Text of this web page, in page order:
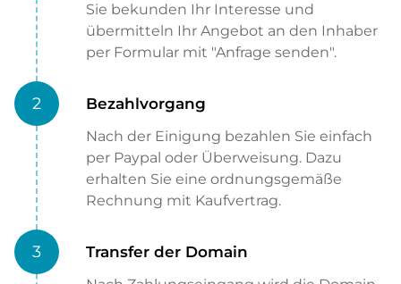
Sie bekunden Ihr Interesse und
übermitteln Ihr Angebot an den Inhaber
per Formular mit "Anfrage senden".
2 Bezahlvorgang
Nach der Einigung bezahlen Sie einfach
per Paypal oder Überweisung. Dazu
erhalten Sie eine ordnungsgemäße
Rechnung mit Kaufvertrag.
3 Transfer der Domain